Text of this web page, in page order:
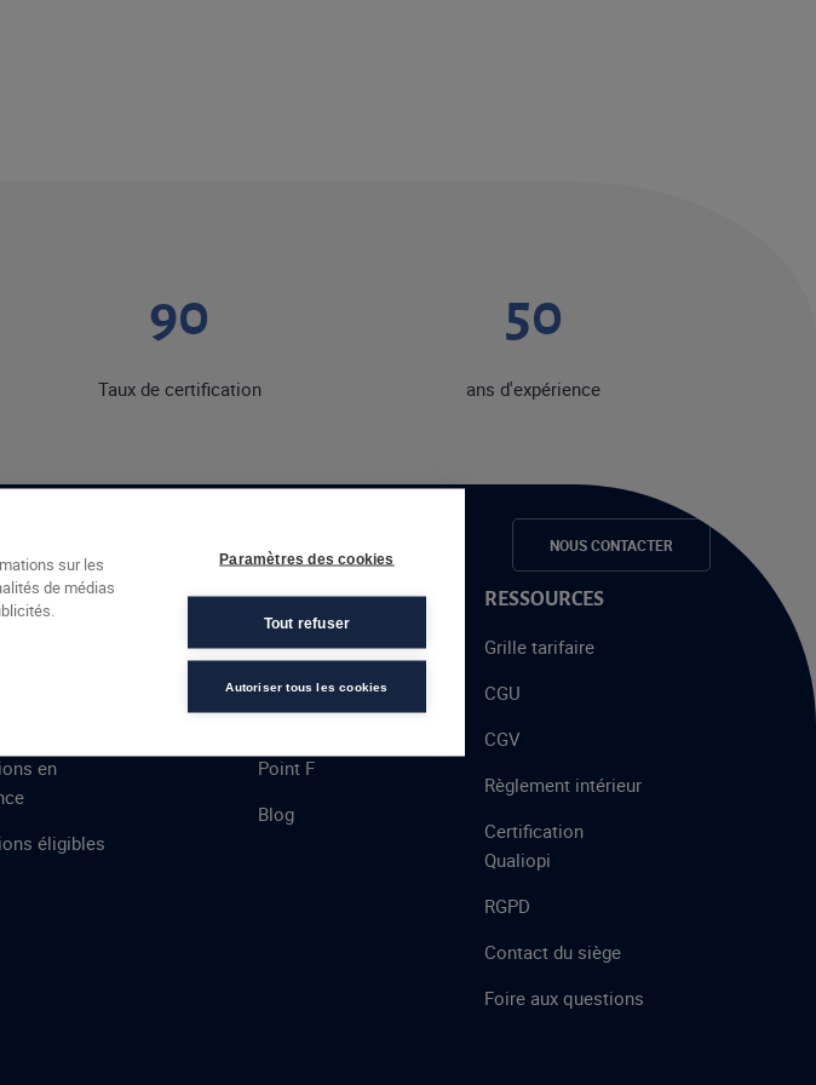
Espace candidats NOUS CONTACTER
90
Taux de certification
50
ans d'expérience
en
éligibles
À PROPOS
Talent
Point F
Blog
RESSOURCES
Grille tarifaire
CGU
CGV
Règlement intérieur
Certification
Qualiopi
RGPD
Contact du siège
Foire aux questions
sur les
de médias
Paramètres des cookies
Tout refuser
Autoriser tous les cookies